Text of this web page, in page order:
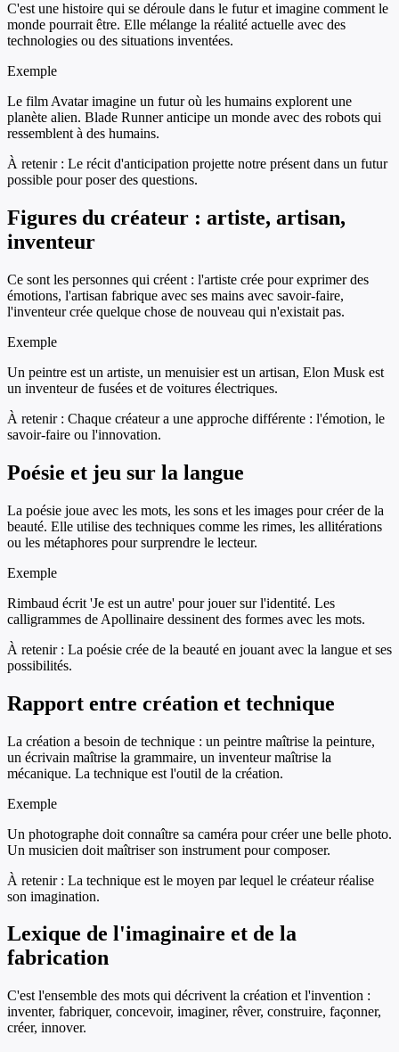
C'est une histoire qui se déroule dans le futur et imagine comment le
monde pourrait être. Elle mélange la réalité actuelle avec des
technologies ou des situations inventées.
Exemple
Le film Avatar imagine un futur où les humains explorent une
planète alien. Blade Runner anticipe un monde avec des robots qui
ressemblent à des humains.
À retenir : Le récit d'anticipation projette notre présent dans un futur
possible pour poser des questions.
Figures du créateur : artiste, artisan,
inventeur
Ce sont les personnes qui créent : l'artiste crée pour exprimer des
émotions, l'artisan fabrique avec ses mains avec savoir-faire,
l'inventeur crée quelque chose de nouveau qui n'existait pas.
Exemple
Un peintre est un artiste, un menuisier est un artisan, Elon Musk est
un inventeur de fusées et de voitures électriques.
À retenir : Chaque créateur a une approche différente : l'émotion, le
savoir-faire ou l'innovation.
Poésie et jeu sur la langue
La poésie joue avec les mots, les sons et les images pour créer de la
beauté. Elle utilise des techniques comme les rimes, les allitérations
ou les métaphores pour surprendre le lecteur.
Exemple
Rimbaud écrit 'Je est un autre' pour jouer sur l'identité. Les
calligrammes de Apollinaire dessinent des formes avec les mots.
À retenir : La poésie crée de la beauté en jouant avec la langue et ses
possibilités.
Rapport entre création et technique
La création a besoin de technique : un peintre maîtrise la peinture,
un écrivain maîtrise la grammaire, un inventeur maîtrise la
mécanique. La technique est l'outil de la création.
Exemple
Un photographe doit connaître sa caméra pour créer une belle photo.
Un musicien doit maîtriser son instrument pour composer.
À retenir : La technique est le moyen par lequel le créateur réalise
son imagination.
Lexique de l'imaginaire et de la
fabrication
C'est l'ensemble des mots qui décrivent la création et l'invention :
inventer, fabriquer, concevoir, imaginer, rêver, construire, façonner,
créer, innover.